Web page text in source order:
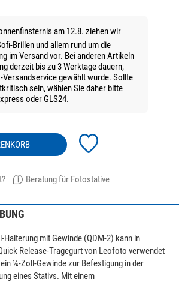
am 12.8. ziehen wir
Brillen und allem rund um die
im Versand vor. Bei anderen Artikeln
derzeit bis zu 3 Werktage dauern,
Versandservice gewählt wurde. Sollte
sein, wählen Sie daher bitte
oder GLS24.
Beratung für Fotostative
mit Gewinde (QDM-2) kann in
Release-Tragegurt von Leofoto verwendet
¼-Zoll-Gewinde zur Befestigung in der
eines Stativs. Mit einem